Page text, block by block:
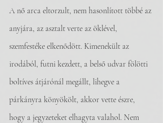
A nő arca eltorzult, nem hasonlított többé az
anyjára, az asztalt verte az öklével,
szemfestéke elkenődött. Kimenekült az
irodából, futni kezdett, a belső udvar fölötti
boltíves átjárónál megállt, lihegve a
párkányra könyökölt, akkor vette észre,
hogy a jegyzeteket elhagyta valahol. Nem